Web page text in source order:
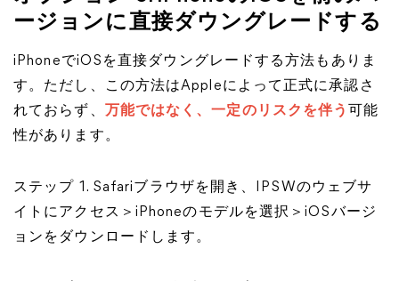
ージョンに直接ダウングレードする
iPhoneでiOSを直接ダウングレードする方法もありま
す。ただし、この方法はAppleによって正式に承認さ
れておらず、
万能ではなく、一定のリスクを伴う 可能
性があります。
ステップ 1. Safariブラウザを開き、IPSWのウェブサ
イトにアクセス＞iPhoneのモデルを選択＞iOSバージ
ョンをダウンロードします。